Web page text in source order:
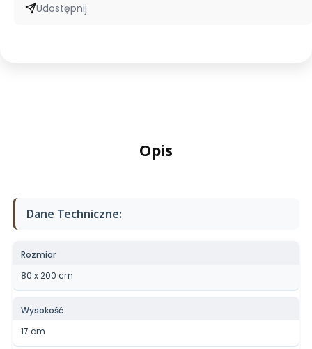
Udostępnij
Opis
Dane Techniczne:
Rozmiar
80 x 200 cm
Wysokość
17 cm